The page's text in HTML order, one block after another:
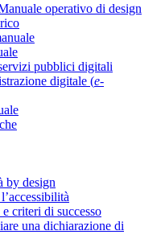
operativo di design
pubblici digitali
digitale (e-
by design
criteri di successo
una dichiarazione di